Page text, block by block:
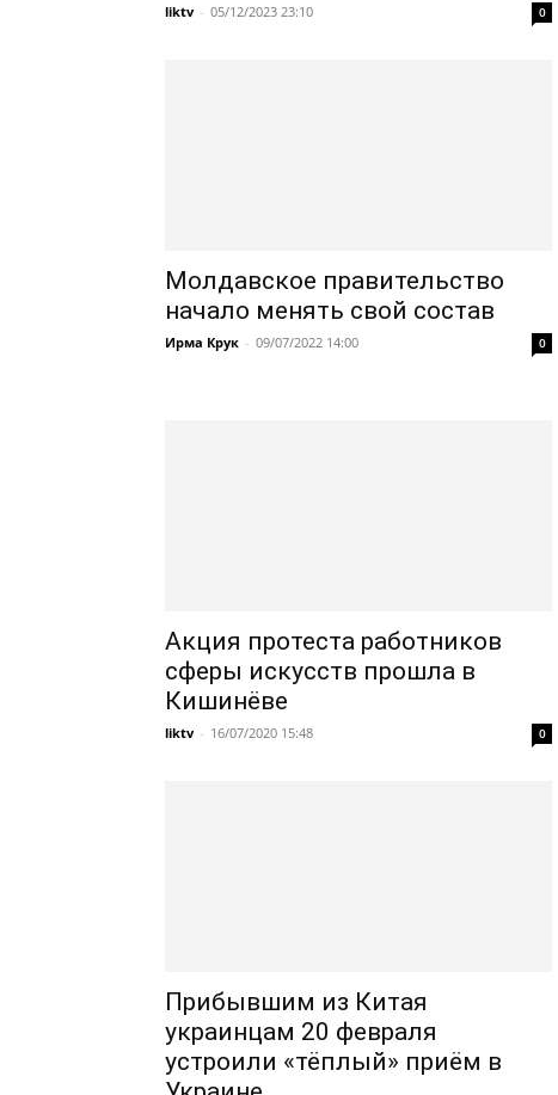
liktv - 05/12/2023 23:10 0
Молдавское правительство
начало менять свой состав
Ирма Крук - 09/07/2022 14:00 0
Акция протеста работников
сферы искусств прошла в
Кишинёве
liktv - 16/07/2020 15:48 0
Прибывшим из Китая
украинцам 20 февраля
устроили «тёплый» приём в